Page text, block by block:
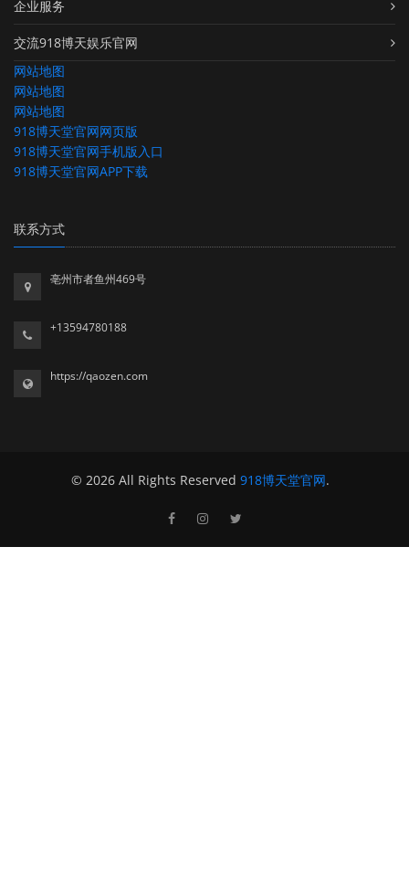
企业服务
交流918博天娱乐官网
网站地图
网站地图
网站地图
918博天堂官网网页版
918博天堂官网手机版入口
918博天堂官网APP下载
联系方式
亳州市者鱼州469号
+13594780188
https://qaozen.com
© 2026 All Rights Reserved 918博天堂官网.